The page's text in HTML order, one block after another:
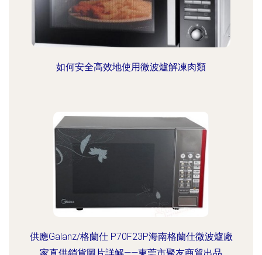
如何安全高效地使用微波爐解凍肉類
供應Galanz/格蘭仕 P70F23P海南格蘭仕微波爐廠